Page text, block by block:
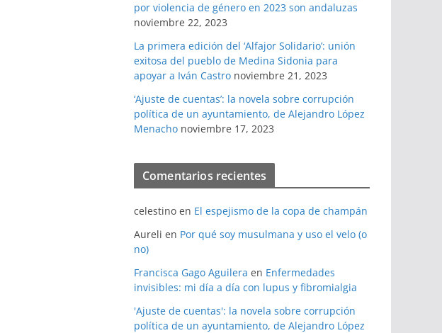
por violencia de género en 2023 son andaluzas
noviembre 22, 2023
La primera edición del ‘Alfajor Solidario’: unión
exitosa del pueblo de Medina Sidonia para
apoyar a Iván Castro noviembre 21, 2023
‘Ajuste de cuentas’: la novela sobre corrupción
política de un ayuntamiento, de Alejandro López
Menacho noviembre 17, 2023
Comentarios recientes
celestino en El espejismo de la copa de champán
Aureli en Por qué soy musulmana y uso el velo (o
no)
Francisca Gago Aguilera en Enfermedades
invisibles: mi día a día con lupus y fibromialgia
'Ajuste de cuentas': la novela sobre corrupción
política de un ayuntamiento, de Alejandro López